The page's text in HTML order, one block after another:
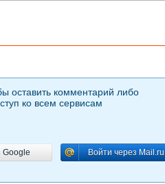
оставить комментарий либо
ко всем сервисам
Google
Google Войти через Mail.ru
Войти через Mail.ru